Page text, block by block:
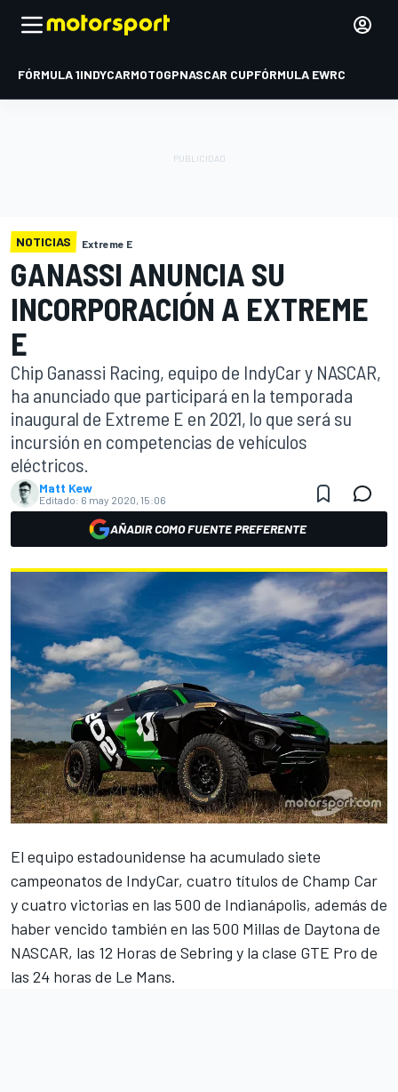
FÓRMULA 1INDYCARMOTOGPNASCAR CUPFÓRMULA EWRC
NOTICIAS Extreme E
GANASSI ANUNCIA SU
INCORPORACIÓN A EXTREME
E
Chip Ganassi Racing, equipo de IndyCar y NASCAR,
ha anunciado que participará en la temporada
inaugural de Extreme E en 2021, lo que será su
incursión en competencias de vehículos
eléctricos.
Matt Kew
Editado: 6 may 2020, 15:06
AÑADIR COMO FUENTE PREFERENTE
El equipo estadounidense ha acumulado siete
campeonatos de IndyCar, cuatro títulos de Champ Car
y cuatro victorias en las 500 de Indianápolis, además de
haber vencido también en las 500 Millas de Daytona de
NASCAR, las 12 Horas de Sebring y la clase GTE Pro de
las 24 horas de Le Mans.